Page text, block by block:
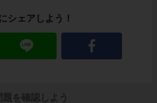
シェアしよう！
を確認しよう